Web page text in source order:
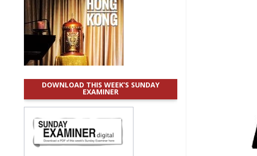
DOWNLOAD THIS WEEK’S SUNDAY
EXAMINER